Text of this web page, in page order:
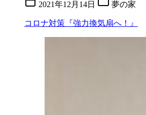
2021年12月14日 夢の家
コロナ対策『強力換気扇へ！』